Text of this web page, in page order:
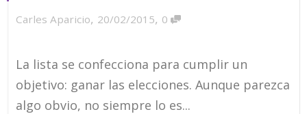
Carles Aparicio, 20/02/2015, 0
La lista se confecciona para cumplir un
objetivo: ganar las elecciones. Aunque parezca
algo obvio, no siempre lo es...